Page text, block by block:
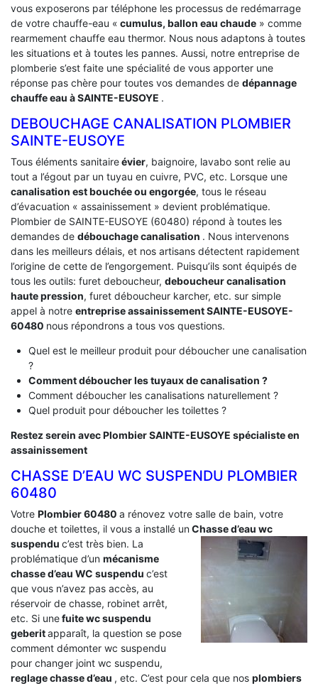
vous exposerons par téléphone les processus de redémarrage
de votre chauffe-eau « cumulus, ballon eau chaude » comme
rearmement chauffe eau thermor. Nous nous adaptons à toutes
les situations et à toutes les pannes. Aussi, notre entreprise de
plomberie s’est faite une spécialité de vous apporter une
réponse pas chère pour toutes vos demandes de dépannage
chauffe eau à SAINTE-EUSOYE .
DEBOUCHAGE CANALISATION PLOMBIER
SAINTE-EUSOYE
Tous éléments sanitaireévier, baignoire, lavabo sont relie au
tout a l’égout par un tuyau en cuivre, PVC, etc. Lorsque une
canalisation est bouchée ou engorgée, tous le réseau
d’évacuation « assainissement » devient problématique.
Plombier de SAINTE-EUSOYE (60480) répond à toutes les
demandes de débouchage canalisation . Nous intervenons
dans les meilleurs délais, et nos artisans détectent rapidement
l’origine de cette de l’engorgement. Puisqu’ils sont équipés de
tous les outils: furet deboucheur, deboucheur canalisation
haute pression, furet déboucheur karcher, etc. sur simple
appel à notre entreprise assainissement SAINTE-EUSOYE-
60480 nous répondrons a tous vos questions.
Quel est le meilleur produit pour déboucher une canalisation
?
Comment déboucher les tuyaux de canalisation ?
Comment déboucher les canalisations naturellement ?
Quel produit pour déboucher les toilettes ?
Restez serein avec Plombier SAINTE-EUSOYE spécialiste en
assainissement
CHASSE D’EAU WC SUSPENDU PLOMBIER
60480
Votre Plombier 60480 a rénovez votre salle de bain, votre
douche et toilettes, il vous a installé unChasse d’eau wc
suspendu c’est très bien. La
problématique d’un mécanisme
chasse d’eau WC suspendu c’est
que vous n’avez pas accès, au
réservoir de chasse, robinet arrêt,
etc. Si unefuite wc suspendu
geberitapparaît, la question se pose
comment démonter wc suspendu
pour changer joint wc suspendu,
reglage chasse d’eau , etc. C’est pour cela que nos plombiers